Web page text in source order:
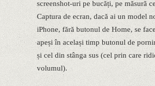
screenshot-uri pe bucăți, pe măsură
Captura de ecran, dacă ai un model
iPhone, fără butonul de Home, se
apeși în același timp butonul de
și cel din stânga sus (cel prin care
volumul).